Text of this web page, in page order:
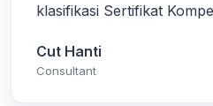
klasifikasi Sertifikat
Cut Hanti
Consultant